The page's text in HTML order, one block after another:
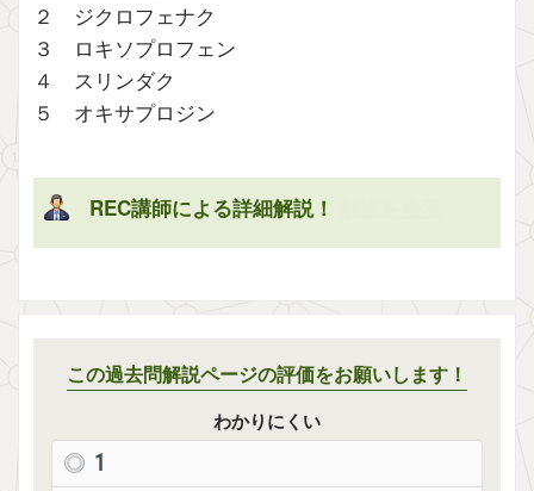
２ ジクロフェナク
３ ロキソプロフェン
４ スリンダク
５ オキサプロジン
REC講師による詳細解説！
この過去問解説ページの評価をお願いします！
わかりにくい
1